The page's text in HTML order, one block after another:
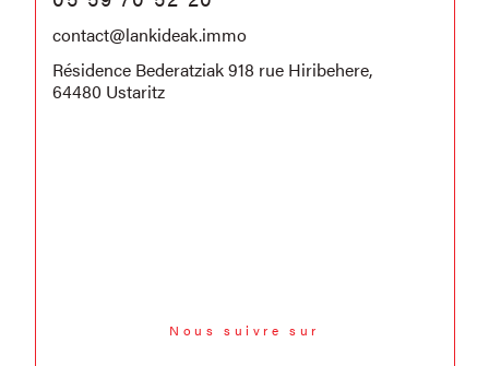
contact@lankideak.immo
Résidence Bederatziak 918 rue Hiribehere,
64480 Ustaritz
Nous suivre sur